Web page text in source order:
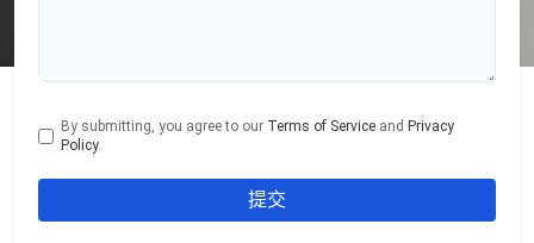
By submitting, you agree to our Terms of Service and Privacy
Policy.